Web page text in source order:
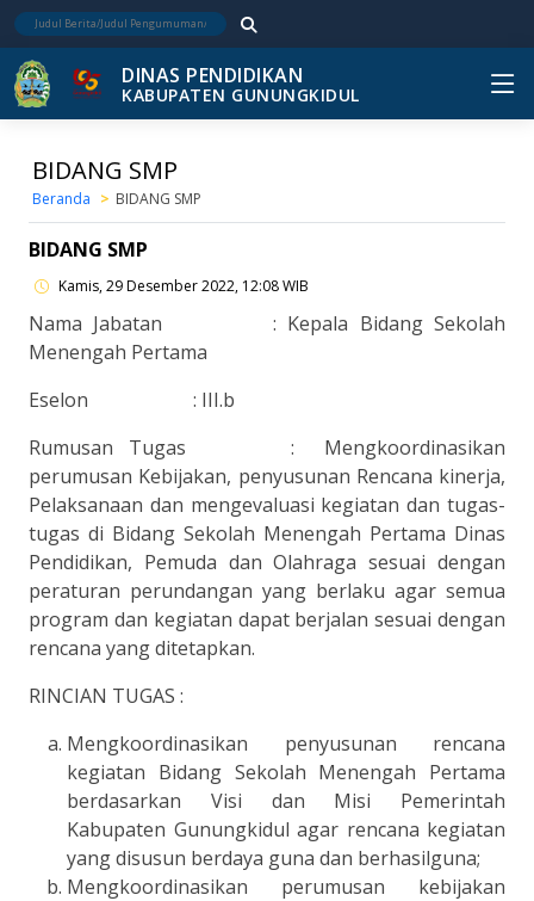
DINAS PENDIDIKAN
KABUPATEN GUNUNGKIDUL
BIDANG SMP
Beranda BIDANG SMP
BIDANG SMP
Kamis, 29 Desember 2022, 12:08 WIB
Nama Jabatan : Kepala Bidang Sekolah
Menengah Pertama
Eselon : III.b
Rumusan Tugas : Mengkoordinasikan
perumusan Kebijakan, penyusunan Rencana kinerja,
Pelaksanaan dan mengevaluasi kegiatan dan tugas-
tugas di Bidang Sekolah Menengah Pertama Dinas
Pendidikan, Pemuda dan Olahraga sesuai dengan
peraturan perundangan yang berlaku agar semua
program dan kegiatan dapat berjalan sesuai dengan
rencana yang ditetapkan.
RINCIAN TUGAS :
Mengkoordinasikan penyusunan rencana
kegiatan Bidang Sekolah Menengah Pertama
berdasarkan Visi dan Misi Pemerintah
Kabupaten Gunungkidul agar rencana kegiatan
yang disusun berdaya guna dan berhasilguna;
Mengkoordinasikan perumusan kebijakan